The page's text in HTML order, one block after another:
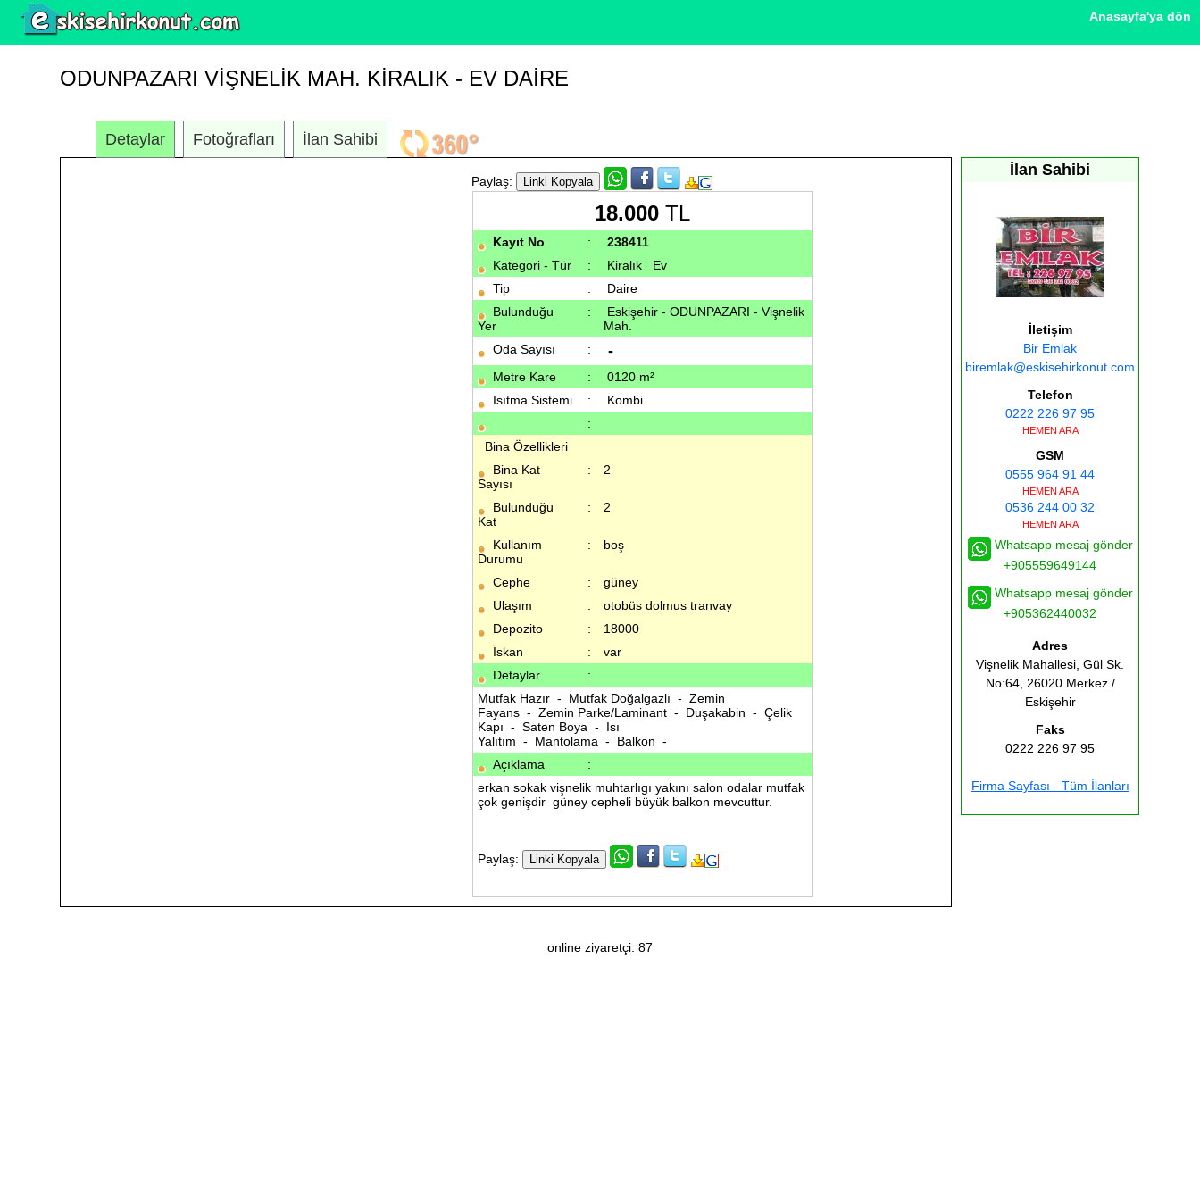
Anasayfa'ya dön
ODUNPAZARI VIŞNELIK MAH. KIRALIK - EV DAIRE
Detaylar Fotoğrafları İlan Sahibi
Paylaş:
18.000 TL
Kayıt No :
238411
Kategori - Tür
: KiralıkEv
Tip
:
Daire
Bulunduğu
Yer
:
Eskişehir - ODUNPAZARI - Vişnelik
Mah.
Oda Sayısı
: -
Metre Kare :
0120 m²
Isıtma Sistemi
:
Kombi
:
Bina Özellikleri
Bina Kat
Sayısı
: 2
Bulunduğu
Kat
: 2
Kullanım
Durumu
: boş
Cephe :
güney
Ulaşım
:
otobüs dolmus tranvay
Depozito
:
18000
İskan
:
var
Detaylar
:
Mutfak Hazır - Mutfak Doğalgazlı - Zemin
Fayans - Zemin Parke/Laminant - Duşakabin - Çelik
Kapı - Saten Boya - Isı
Yalıtım - Mantolama - Balkon -
Açıklama
:
erkan sokak vişnelik muhtarlıgı yakını salon odalar mutfak
çok genişdir güney cepheli büyük balkon mevcuttur.
Paylaş:
İlan Sahibi
İletişim
Bir Emlak
biremlak@eskisehirkonut.com
Telefon
0222 226 97 95
HEMEN ARA
GSM
0555 964 91 44
HEMEN ARA
0536 244 00 32
HEMEN ARA
Whatsapp mesaj gönder
+905559649144
Whatsapp mesaj gönder
+905362440032
Adres
Vişnelik Mahallesi, Gül Sk.
No:64, 26020Merkez /
Eskişehir
Faks
0222 226 97 95
Firma Sayfası - Tüm İlanları
online ziyaretçi: 87